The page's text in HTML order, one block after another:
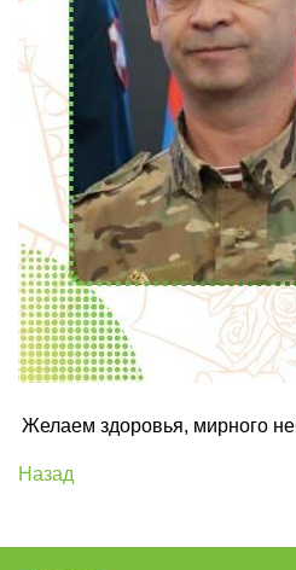
Желаем здоровья, мирного
Назад